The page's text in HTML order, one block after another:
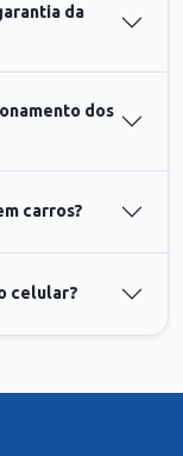
da
dos
carros?
celular?